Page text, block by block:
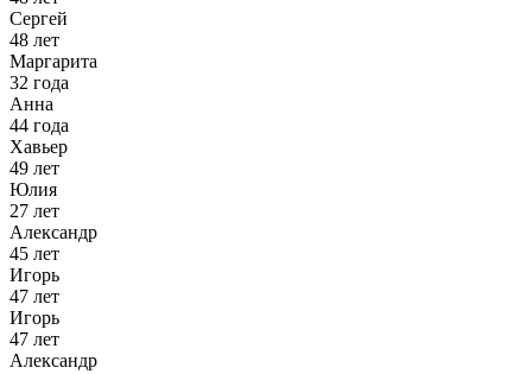
Сергей
48 лет
Маргарита
32 года
Анна
44 года
Хавьер
49 лет
Юлия
27 лет
Александр
45 лет
Игорь
47 лет
Игорь
47 лет
Александр